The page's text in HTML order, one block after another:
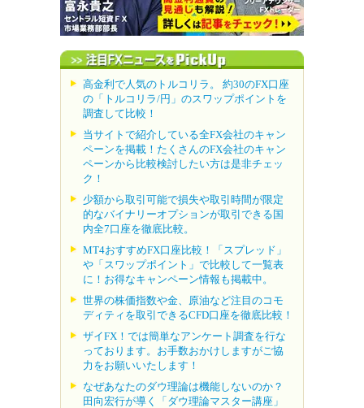
高金利で人気のトルコリラ。 約30のFX口座
の「トルコリラ/円」のスワップポイントを
調査して比較！
当サイトで紹介している全FX会社のキャン
ペーンを掲載！たくさんのFX会社のキャン
ペーンから比較検討したい方は是非チェッ
ク！
少額から取引可能で損失や取引時間が限定
的なバイナリーオプションが取引できる国
内全7口座を徹底比較。
MT4おすすめFX口座比較！「スプレッド」
や「スワップポイント」で比較して一覧表
に！お得なキャンペーン情報も掲載中。
世界の株価指数や金、原油など注目のコモ
ディティを取引できるCFD口座を徹底比較！
ザイFX！では簡単なアンケート調査を行な
っております。お手数おかけしますがご協
力をお願いいたします！
なぜあなたのダウ理論は機能しないのか？
田向宏行が導く「ダウ理論マスター講座」